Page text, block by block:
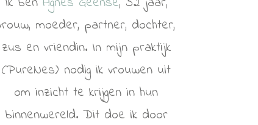
moeder, partner, dochter,
zus en vriendin. In mijn praktijk
(PureNes) nodig ik vrouwen uit
om inzicht te krijgen in hun
binnenwereld. Dit doe ik door